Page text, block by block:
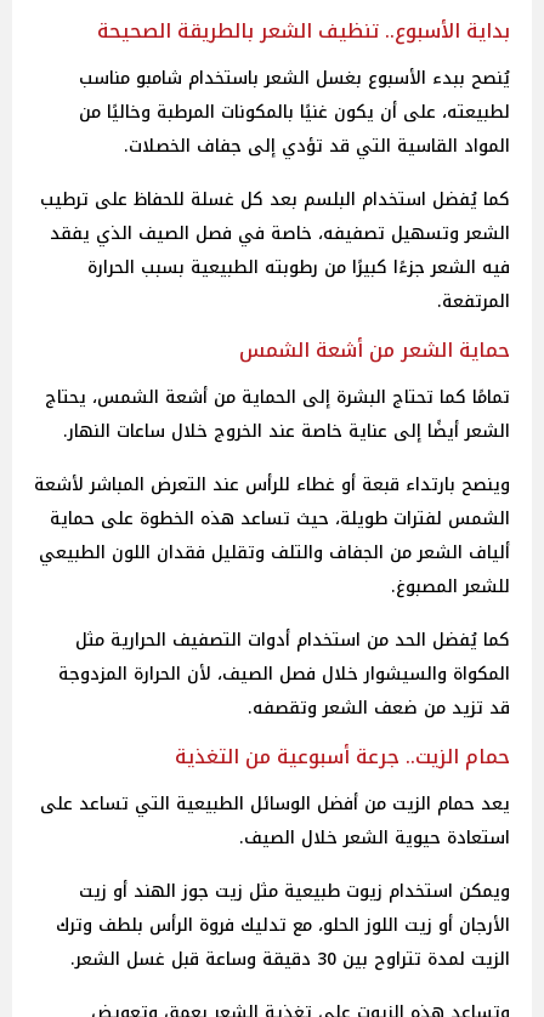
بداية الأسبوع.. تنظيف الشعر بالطريقة الصحيحة
يُنصح ببدء الأسبوع بغسل الشعر باستخدام شامبو مناسب
لطبيعته، على أن يكون غنيًا بالمكونات المرطبة وخاليًا من
المواد القاسية التي قد تؤدي إلى جفاف الخصلات.
كما يُفضل استخدام البلسم بعد كل غسلة للحفاظ على ترطيب
الشعر وتسهيل تصفيفه، خاصة في فصل الصيف الذي يفقد
فيه الشعر جزءًا كبيرًا من رطوبته الطبيعية بسبب الحرارة
المرتفعة.
حماية الشعر من أشعة الشمس
تمامًا كما تحتاج البشرة إلى الحماية من أشعة الشمس، يحتاج
الشعر أيضًا إلى عناية خاصة عند الخروج خلال ساعات النهار.
وينصح بارتداء قبعة أو غطاء للرأس عند التعرض المباشر لأشعة
الشمس لفترات طويلة، حيث تساعد هذه الخطوة على حماية
ألياف الشعر من الجفاف والتلف وتقليل فقدان اللون الطبيعي
للشعر المصبوغ.
كما يُفضل الحد من استخدام أدوات التصفيف الحرارية مثل
المكواة والسيشوار خلال فصل الصيف، لأن الحرارة المزدوجة
قد تزيد من ضعف الشعر وتقصفه.
حمام الزيت.. جرعة أسبوعية من التغذية
يعد حمام الزيت من أفضل الوسائل الطبيعية التي تساعد على
استعادة حيوية الشعر خلال الصيف.
ويمكن استخدام زيوت طبيعية مثل زيت جوز الهند أو زيت
الأرجان أو زيت اللوز الحلو، مع تدليك فروة الرأس بلطف وترك
الزيت لمدة تتراوح بين 30 دقيقة وساعة قبل غسل الشعر.